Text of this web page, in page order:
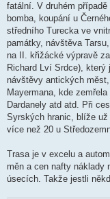
fatální. V druhém
bomba, koupání u
středního Turecka ve
památky, návštěva
na II. křižácké výpravě
Richard Lví Srdce),
návštěvy antických
Mayermana, kde
Dardanely atd atd. Při
Syrských hranic, blíže
více než 20 u
Trasa je v excelu a
měn a cen nafty
úsecích. Takže jestli